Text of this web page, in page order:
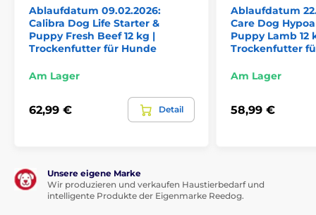
Zusammensetzung:
Frischer Fisch 40 %, getrocknetes Huhn 20 %, Kürbis
Tocopherolen), Hafer, Buchweizen 4 %, Äpfel, Rote
Kollagen, Algen, Mangold 0,2 %, Petersilie 0,05 %,
Rosmarin, Thymian, Ringelblume, Löwenzahn,
200 mg/kg, Mannan-Oligosaccharide 180 mg/kg,
Yucca 150 mg/kg, Grünlippmuschel 100 mg/kg.
Ablaufdatum 09.02.2026:
Calibra Dog Life Starter &
Puppy Fresh Beef 12 kg |
Trockenfutter für Hunde
Am Lager
62,99 € Detail
Ablaufdatum
Care Dog
Puppy Lamb 12
Trockenfutter
Am Lager
58,99 €
Unsere eigene Marke
Wir produzieren und verkaufen Haustierbedarf und
intelligente Produkte der Eigenmarke Reedog.